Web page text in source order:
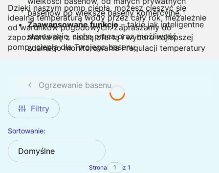
basenów po większe baseny komercyjne.
Zaawansowane funkcje– takie jak inteligentne
sterowanie, cicha praca oraz możliwość
zdalnego monitorowania i regulacji temperatury
ciepła są proste w montażu i intuicyjne w
użytkowaniu, dzięki czemu szybko można
cieszyć się ciepłą wodą w basenie.
Dzięki naszym pomp ciepła, możesz cieszyć się
idealną temperaturą wody przez cały rok, niezależnie
od warunków pogodowych. Zapraszamy do
zapoznania się z naszą ofertą i wyboru najlepszej
pompy ciepła dla Twojego basenu.
Ogrzewanie basenu
Filtry
Lista produktów
Sortowanie:
Domyślne
Strona z 1